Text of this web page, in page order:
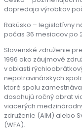
dopredaja výrobkov
Rakúsko – legislatívny
počas 36 mesiacov po
Slovenské združenie
1996 ako záujmové
v oblasti
nepotravinárskych
ktoré spolu
dosahujú ročný obrat
viacerých
združenie (AIM) alebo
(WFA).